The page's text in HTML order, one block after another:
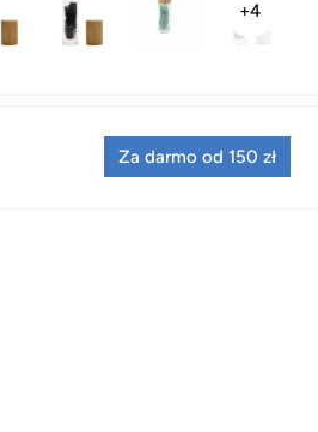
+4
Za darmo od 150 zł